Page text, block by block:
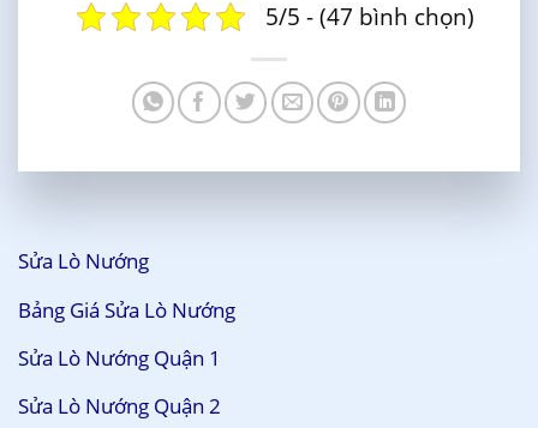
5/5 - (47 bình chọn)
Sửa Lò Nướng
Bảng Giá Sửa Lò Nướng
Sửa Lò Nướng Quận 1
Sửa Lò Nướng Quận 2